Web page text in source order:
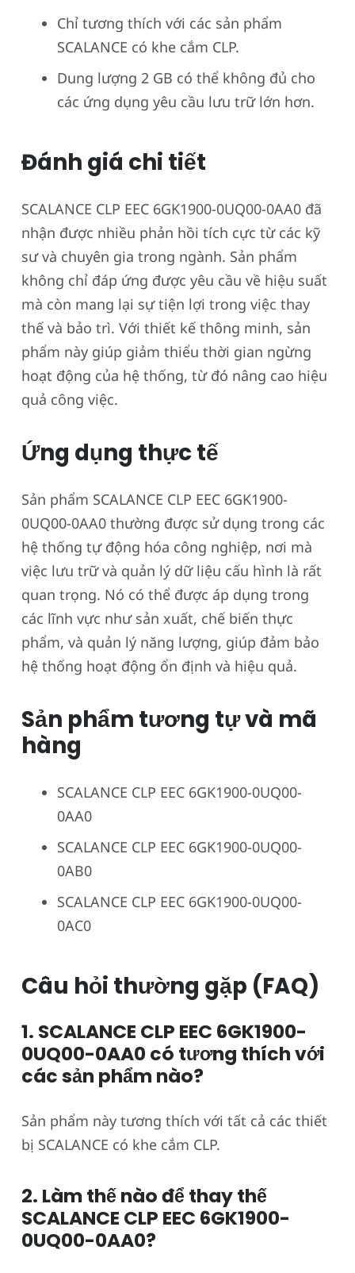
Chỉ tương thích với các sản phẩm
SCALANCE có khe cắm CLP.
Dung lượng 2 GB có thể không đủ cho
các ứng dụng yêu cầu lưu trữ lớn hơn.
Đánh giá chi tiết
SCALANCE CLP EEC 6GK1900-0UQ00-0AA0 đã
nhận được nhiều phản hồi tích cực từ các kỹ
sư và chuyên gia trong ngành. Sản phẩm
không chỉ đáp ứng được yêu cầu về hiệu suất
mà còn mang lại sự tiện lợi trong việc thay
thế và bảo trì. Với thiết kế thông minh, sản
phẩm này giúp giảm thiểu thời gian ngừng
hoạt động của hệ thống, từ đó nâng cao hiệu
quả công việc.
Ứng dụng thực tế
Sản phẩm SCALANCE CLP EEC 6GK1900-
0UQ00-0AA0 thường được sử dụng trong các
hệ thống tự động hóa công nghiệp, nơi mà
việc lưu trữ và quản lý dữ liệu cấu hình là rất
quan trọng. Nó có thể được áp dụng trong
các lĩnh vực như sản xuất, chế biến thực
phẩm, và quản lý năng lượng, giúp đảm bảo
hệ thống hoạt động ổn định và hiệu quả.
Sản phẩm tương tự và mã
hàng
SCALANCE CLP EEC 6GK1900-0UQ00-
0AA0
SCALANCE CLP EEC 6GK1900-0UQ00-
0AB0
SCALANCE CLP EEC 6GK1900-0UQ00-
0AC0
Câu hỏi thường gặp (FAQ)
1. SCALANCE CLP EEC 6GK1900-
0UQ00-0AA0 có tương thích với
các sản phẩm nào?
Sản phẩm này tương thích với tất cả các thiết
bị SCALANCE có khe cắm CLP.
2. Làm thế nào để thay thế
SCALANCE CLP EEC 6GK1900-
0UQ00-0AA0?